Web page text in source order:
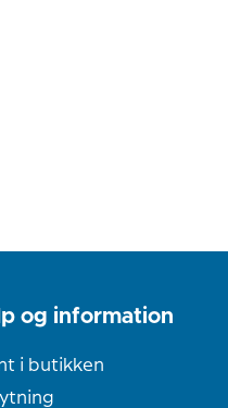
og information
i butikken